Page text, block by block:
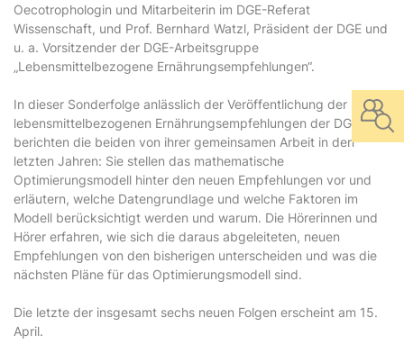
Oecotrophologin und Mitarbeiterin im DGE-Referat
Wissenschaft, und Prof. Bernhard Watzl, Präsident der DGE und
u. a. Vorsitzender der DGE-Arbeitsgruppe
„Lebensmittelbezogene Ernährungsempfehlungen“.
In dieser Sonderfolge anlässlich der Veröffentlichung der neuen
lebensmittelbezogenen Ernährungsempfehlungen der DGE
berichten die beiden von ihrer gemeinsamen Arbeit in den
letzten Jahren: Sie stellen das mathematische
Optimierungsmodell hinter den neuen Empfehlungen vor und
erläutern, welche Datengrundlage und welche Faktoren im
Modell berücksichtigt werden und warum. Die Hörerinnen und
Hörer erfahren, wie sich die daraus abgeleiteten, neuen
Empfehlungen von den bisherigen unterscheiden und was die
nächsten Pläne für das Optimierungsmodell sind.
Die letzte der insgesamt sechs neuen Folgen erscheint am 15.
April.